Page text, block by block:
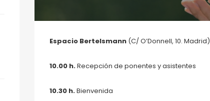
Espacio Bertelsmann (C/ O’Donnell, 10. Madrid)
10.00 h.Recepción de ponentes y asistentes
10.30 h.Bienvenida